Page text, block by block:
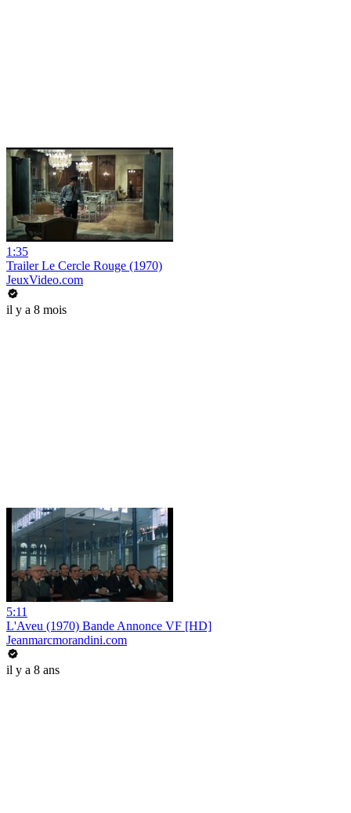
1:35
Trailer Le Cercle Rouge (1970)
JeuxVideo.com
il y a 8 mois
5:11
L'Aveu (1970) Bande Annonce VF [HD]
Jeanmarcmorandini.com
il y a 8 ans